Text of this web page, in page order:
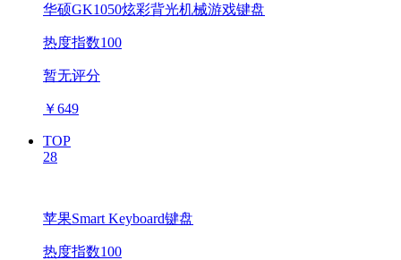
华硕GK1050炫彩背光机械游戏键盘
热度指数100
暂无评分
￥649
TOP
28
苹果Smart Keyboard键盘
热度指数100